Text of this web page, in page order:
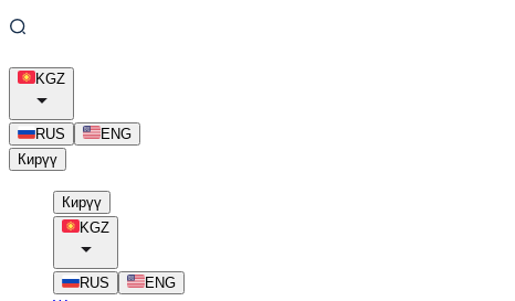
KGZ
RUS
ENG
Кирүү
Кирүү
KGZ
RUS ENG